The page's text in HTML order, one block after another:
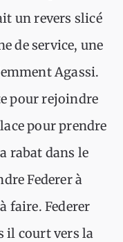
un revers slicé
de service, une
Agassi.
pour rejoindre
pour prendre
rabat dans le
Federer à
faire. Federer
il court vers la